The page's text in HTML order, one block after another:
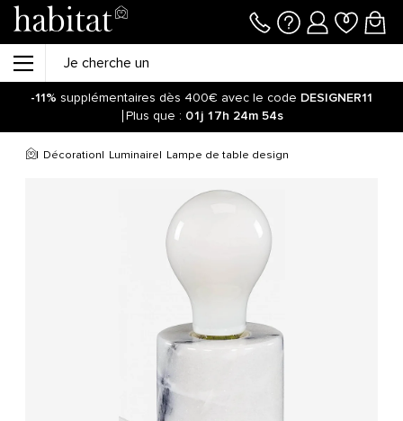
-11% supplémentaires dès 400€ avec le code DESIGNER11
Plus que : 01j 17h 24m 54s
Décoration Luminaire Lampe de table design